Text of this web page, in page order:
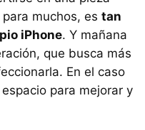
muchos, es tan
iPhone. Y mañana
que busca más
En el caso
para mejorar y